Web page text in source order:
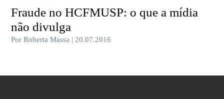
Fraude no HCFMUSP: o que a mídia
não divulga
Por Roberta Massa | 20.07.2016